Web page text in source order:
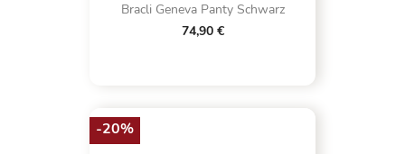
Bracli Geneva Panty Schwarz
74,90 €
-20%